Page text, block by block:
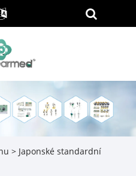
> Japonské standardní